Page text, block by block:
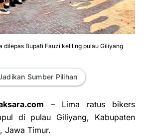
dilepas Bupati Fauzi keliling pulau Giliyang
Sumber Pilihan
– Lima ratus bikers
di pulau Giliyang, Kabupaten
Jawa Timur.